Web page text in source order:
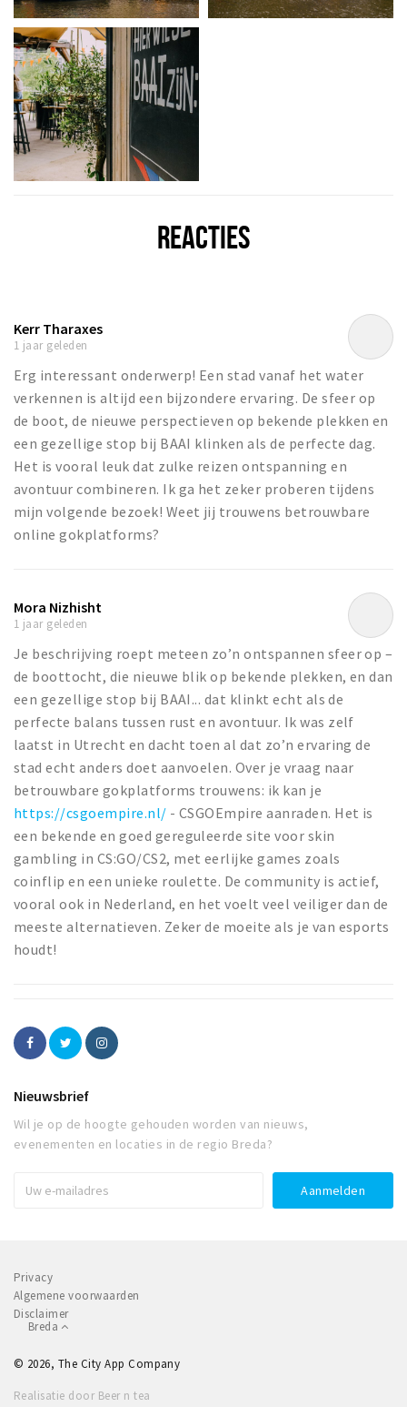
REACTIES
Kerr Tharaxes
1 jaar geleden
Erg interessant onderwerp! Een stad vanaf het water
verkennen is altijd een bijzondere ervaring. De sfeer op
de boot, de nieuwe perspectieven op bekende plekken en
een gezellige stop bij BAAI klinken als de perfecte dag.
Het is vooral leuk dat zulke reizen ontspanning en
avontuur combineren. Ik ga het zeker proberen tijdens
mijn volgende bezoek! Weet jij trouwens betrouwbare
online gokplatforms?
Mora Nizhisht
1 jaar geleden
Je beschrijving roept meteen zo’n ontspannen sfeer op –
de boottocht, die nieuwe blik op bekende plekken, en dan
een gezellige stop bij BAAI... dat klinkt echt als de
perfecte balans tussen rust en avontuur. Ik was zelf
laatst in Utrecht en dacht toen al dat zo’n ervaring de
stad echt anders doet aanvoelen. Over je vraag naar
betrouwbare gokplatforms trouwens: ik kan je
https://csgoempire.nl/ - CSGOEmpire aanraden. Het is
een bekende en goed gereguleerde site voor skin
gambling in CS:GO/CS2, met eerlijke games zoals
coinflip en een unieke roulette. De community is actief,
vooral ook in Nederland, en het voelt veel veiliger dan de
meeste alternatieven. Zeker de moeite als je van esports
houdt!
Nieuwsbrief
Wil je op de hoogte gehouden worden van nieuws,
evenementen en locaties in de regio Breda?
Privacy
Algemene voorwaarden
Disclaimer
Breda
© 2026, The City App Company
Realisatie door Beer n tea